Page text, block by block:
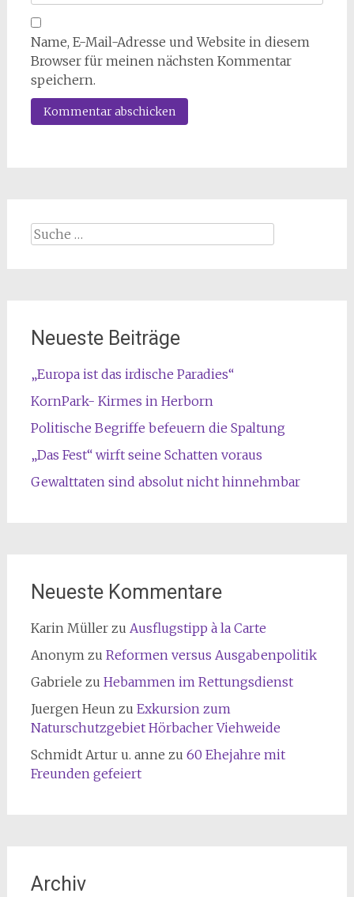
Name, E-Mail-Adresse und Website in diesem
Browser für meinen nächsten Kommentar
speichern.
Suche
Neueste Beiträge
„Europa ist das irdische Paradies“
KornPark- Kirmes in Herborn
Politische Begriffe befeuern die Spaltung
„Das Fest“ wirft seine Schatten voraus
Gewalttaten sind absolut nicht hinnehmbar
Neueste Kommentare
Karin Müllerzu Ausflugstipp à la Carte
Anonymzu Reformen versus Ausgabenpolitik
Gabriele zu Hebammen im Rettungsdienst
Juergen Heunzu Exkursion zum
Naturschutzgebiet Hörbacher Viehweide
Schmidt Artur u. anne zu 60 Ehejahre mit
Freunden gefeiert
Archiv